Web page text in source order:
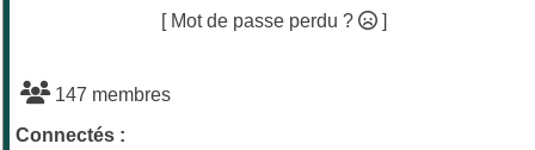
[ Mot de passe perdu ? ]
147 membres
Connectés :